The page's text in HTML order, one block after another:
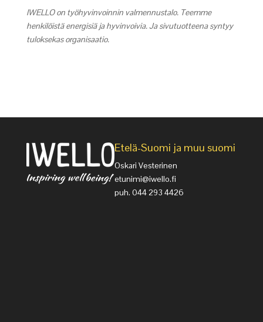
IWELLO on työhyvinvoinnin valmennustalo. Teemme
henkilöistä energisiä ja hyvinvoivia. Ja sivutuotteena syntyy
tuloksekas organisaatio.
Etelä-Suomi ja muu suomi
Oskari Vesterinen
etunimi@iwello.fi
puh. 044 293 4426